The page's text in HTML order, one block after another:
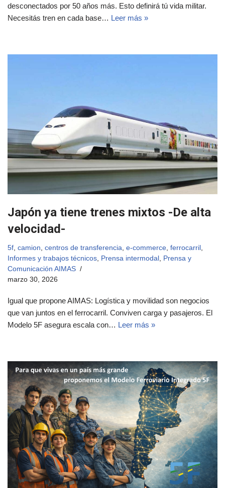
desconectados por 50 años más. Esto definirá tú vida militar.
Necesitás tren en cada base… Leer más »
Japón ya tiene trenes mixtos -De alta
velocidad-
5f camion centros de transferencia e-commerce ferrocarril
Informes y trabajos técnicos
Prensa intermodal
Prensa y
Comunicación AIMAS
marzo 30, 2026
Igual que propone AIMAS: Logística y movilidad son negocios
que van juntos en el ferrocarril. Conviven carga y pasajeros. El
Modelo 5F asegura escala con… Leer más »